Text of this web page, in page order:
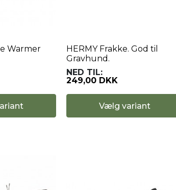
Warmer
HERMY Frakke. God til
Gravhund.
NED TIL:
249,00 DKK
Vælg variant